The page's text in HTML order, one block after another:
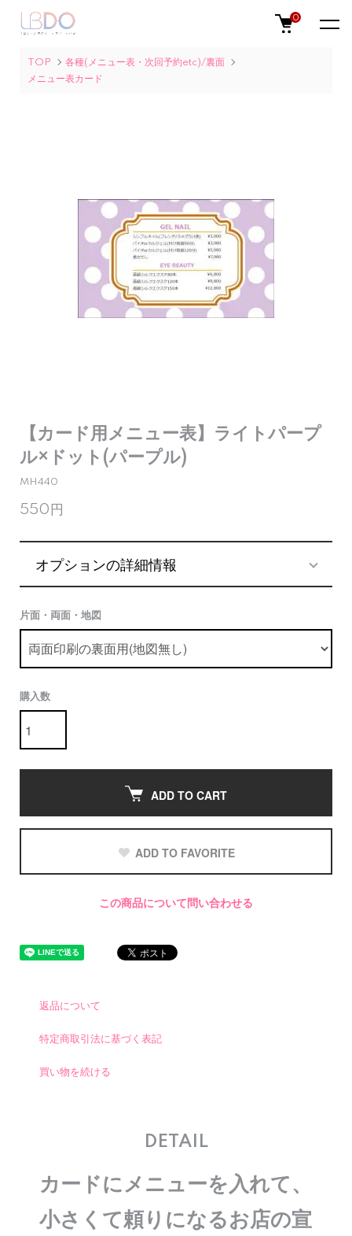
0
TOP
各種(メニュー表・次回予約etc)/裏面
メニュー表カード
【カード用メニュー表】ライトパープ
ル×ドット(パープル)
MH440
550円
オプションの詳細情報
片面・両面・地図
購入数
ADD TO CART
ADD TO FAVORITE
この商品について問い合わせる
返品について
特定商取引法に基づく表記
買い物を続ける
DETAIL
カードにメニューを入れて、
小さくて頼りになるお店の宣